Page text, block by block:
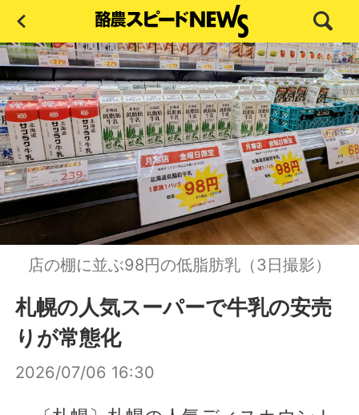
店の棚に並ぶ98円の低脂肪乳（3日撮影）
札幌の人気スーパーで牛乳の安売
りが常態化
2026/07/06 16:30